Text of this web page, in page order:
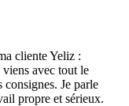
cliente Yeliz :
avec tout le
consignes. Je parle
propre et sérieux.